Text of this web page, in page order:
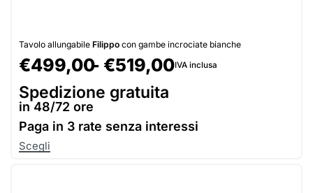
Tavolo allungabile Filippo con gambe incrociate bianche
€499,00 €519,00IVA inclusa
Spedizione gratuita
in 48/72 ore
Paga in 3 rate senza interessi
Scegli